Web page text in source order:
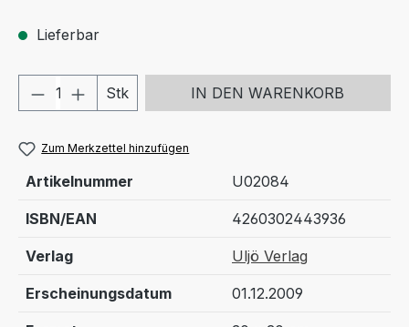
Lieferbar
Produkt Anzahl: Gib den
Stk IN DEN WARENKORB
Zum Merkzettel hinzufügen
Artikelnummer U02084
ISBN/EAN 4260302443936
Verlag Uljö Verlag
Erscheinungsdatum 01.12.2009